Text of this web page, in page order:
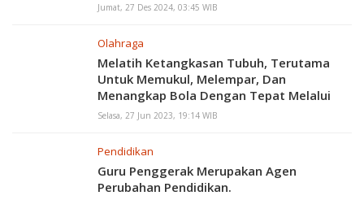
Jumat, 27 Des 2024, 03:45 WIB
Olahraga
Melatih Ketangkasan Tubuh, Terutama
Untuk Memukul, Melempar, Dan
Menangkap Bola Dengan Tepat Melalui
Permaian Bola Kasti
Selasa, 27 Jun 2023, 19:14 WIB
Pendidikan
Guru Penggerak Merupakan Agen
Perubahan Pendidikan.